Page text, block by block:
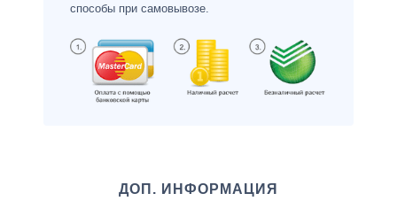
способы при самовывозе.